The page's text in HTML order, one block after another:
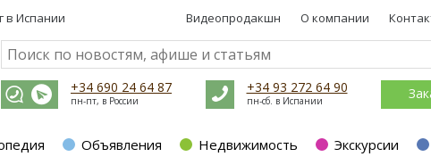
в Испании Видеопродакшн О компании
+34 690 24 64 87
пн-пт, в России
+34 93 272 64 90
пн-сб. в Испании
Объявления Недвижимость Экскурсии